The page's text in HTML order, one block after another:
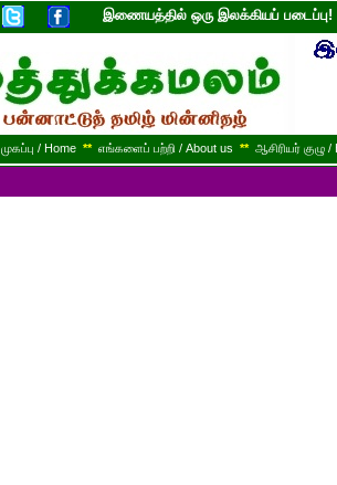
இணையத்தில் ஒரு இலக்கியப்
முகப்பு / Home ** எங்களைப் பற்றி / About us ** ஆசிரியர் குழு